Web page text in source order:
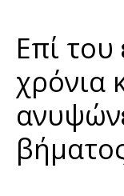
Επί
χρόνια